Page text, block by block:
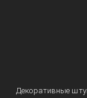
Декоративные